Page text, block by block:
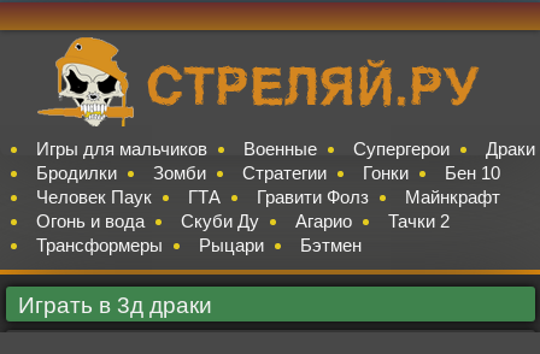
Игры для мальчиков Военные Супергерои
Драки
Бродилки
Зомби Стратегии Гонки
Бен 10
Человек Паук
ГТА Гравити Фолз
Майнкрафт
Огонь и вода
Скуби Ду Агарио
Тачки 2
Трансформеры
Рыцари Бэтмен
Играть в 3д драки